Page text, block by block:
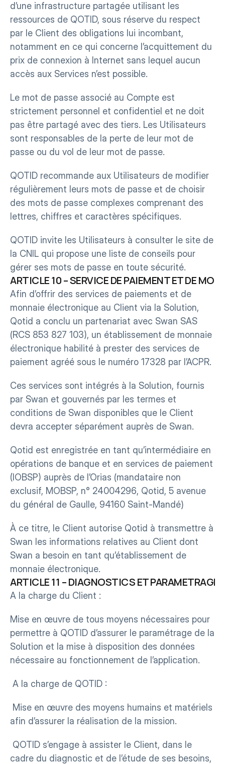
d’une infrastructure partagée utilisant les
ressources de QOTID, sous réserve du respect
par le Client des obligations lui incombant,
notamment en ce qui concerne l’acquittement du
prix de connexion à Internet sans lequel aucun
accès aux Services n’est possible.
Le mot de passe associé au Compte est
strictement personnel et confidentiel et ne doit
pas être partagé avec des tiers. Les Utilisateurs
sont responsables de la perte de leur mot de
passe ou du vol de leur mot de passe.
QOTID recommande aux Utilisateurs de modifier
régulièrement leurs mots de passe et de choisir
des mots de passe complexes comprenant des
lettres, chiffres et caractères spécifiques.
QOTID invite les Utilisateurs à consulter le site de
la CNIL qui propose une liste de conseils pour
gérer ses mots de passe en toute sécurité.
ARTICLE 10 – SERVICE DE PAIEMENT ET DE
Afin d’offrir des services de paiements et de
monnaie électronique au Client via la Solution,
Qotid a conclu un partenariat avec Swan SAS
(RCS 853 827 103), un établissement de monnaie
électronique habilité à prester des services de
paiement agréé sous le numéro 17328 par l’ACPR.
Ces services sont intégrés à la Solution, fournis
par Swan et gouvernés par les termes et
conditions de Swan disponibles que le Client
devra accepter séparément auprès de Swan.
Qotid est enregistrée en tant qu’intermédiaire en
opérations de banque et en services de paiement
(IOBSP) auprès de l’Orias (mandataire non
exclusif, MOBSP, n° 24004296, Qotid, 5 avenue
du général de Gaulle, 94160 Saint-Mandé)
À ce titre, le Client autorise Qotid à transmettre à
Swan les informations relatives au Client dont
Swan a besoin en tant qu’établissement de
monnaie électronique.
ARTICLE 11 – DIAGNOSTICS ET PARAMETRAGES
A la charge du Client :
Mise en œuvre de tous moyens nécessaires pour
permettre à QOTID d’assurer le paramétrage de la
Solution et la mise à disposition des données
nécessaire au fonctionnement de l’application.
A la charge de QOTID :
Mise en œuvre des moyens humains et matériels
afin d’assurer la réalisation de la mission.
QOTID s’engage à assister le Client, dans le
cadre du diagnostic et de l’étude de ses besoins,